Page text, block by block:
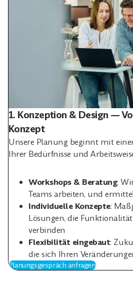
1. Konzeption & Design —
Konzept
Unsere Planung beginnt mit
Ihrer Bedürfnisse und
Workshops & Beratung:
Teams arbeiten, und
Individuelle Konzepte:
Lösungen, die
verbinden
Flexibilität eingebaut:
die sich Ihren
Planungsgespräch anfragen